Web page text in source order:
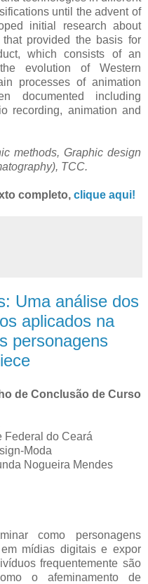
until the advent of
initial research about
provided the basis for
which consists of an
evolution of Western
processes of animation
documented including
recording, animation and
methods, Graphic design
, TCC.
completo, clique aqui!
Uma análise dos
aplicados na
personagens
de Conclusão de Curso
Federal do Ceará
Moda
Nogueira Mendes
como personagens
mídias digitais e expor
frequentemente são
o afeminamento de